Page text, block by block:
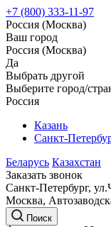
+7 (800) 333-11-97
Россия (Москва)
Ваш город
Россия (Москва)
Да
Выбрать другой
Выберите город/
Россия
Казань
Санкт-
Беларусь Казахстан
Заказать звонок
Санкт-Петербург,
Москва,
Поиск